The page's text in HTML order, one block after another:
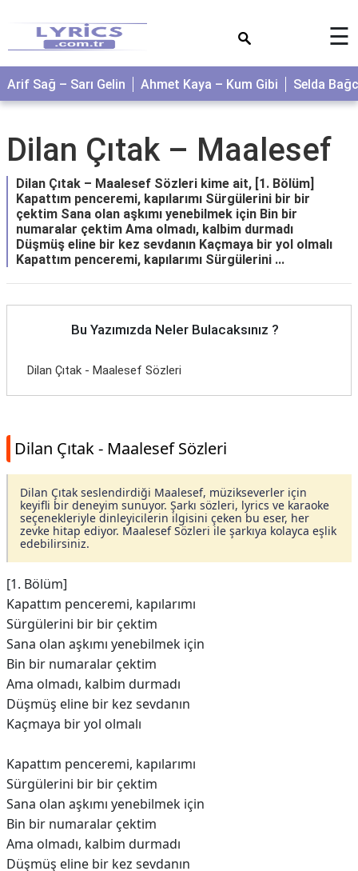
☰
Arif Sağ – Sarı Gelin Ahmet Kaya – Kum Gibi Selda
Dilan Çıtak – Maalesef
Dilan Çıtak – Maalesef Sözleri kime ait, [1. Bölüm]
Kapattım penceremi, kapılarımı Sürgülerini bir bir
çektim Sana olan aşkımı yenebilmek için Bin bir
numaralar çektim Ama olmadı, kalbim durmadı
Düşmüş eline bir kez sevdanın Kaçmaya bir yol olmalı
Kapattım penceremi, kapılarımı Sürgülerini ...
Bu Yazımızda Neler Bulacaksınız ?
Dilan Çıtak - Maalesef Sözleri
Dilan Çıtak - Maalesef Sözleri
Dilan Çıtak seslendirdiği Maalesef, müzikseverler için
keyifli bir deneyim sunuyor. Şarkı sözleri, lyrics ve karaoke
seçenekleriyle dinleyicilerin ilgisini çeken bu eser, her
zevke hitap ediyor. Maalesef Sözleri ile şarkıya kolayca eşlik
edebilirsiniz.
[1. Bölüm]
Kapattım penceremi, kapılarımı
Sürgülerini bir bir çektim
Sana olan aşkımı yenebilmek için
Bin bir numaralar çektim
Ama olmadı, kalbim durmadı
Düşmüş eline bir kez sevdanın
Kaçmaya bir yol olmalı
Kapattım penceremi, kapılarımı
Sürgülerini bir bir çektim
Sana olan aşkımı yenebilmek için
Bin bir numaralar çektim
Ama olmadı, kalbim durmadı
Düşmüş eline bir kez sevdanın